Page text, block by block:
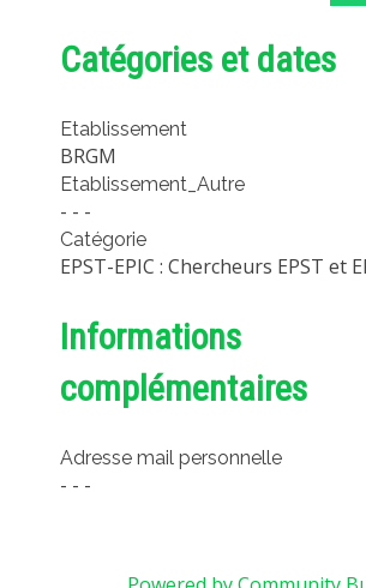
Catégories et dates
Etablissement
BRGM
Etablissement_Autre
- - -
Catégorie
EPST-EPIC : Chercheurs EPST et
Informations
complémentaires
Adresse mail personnelle
- - -